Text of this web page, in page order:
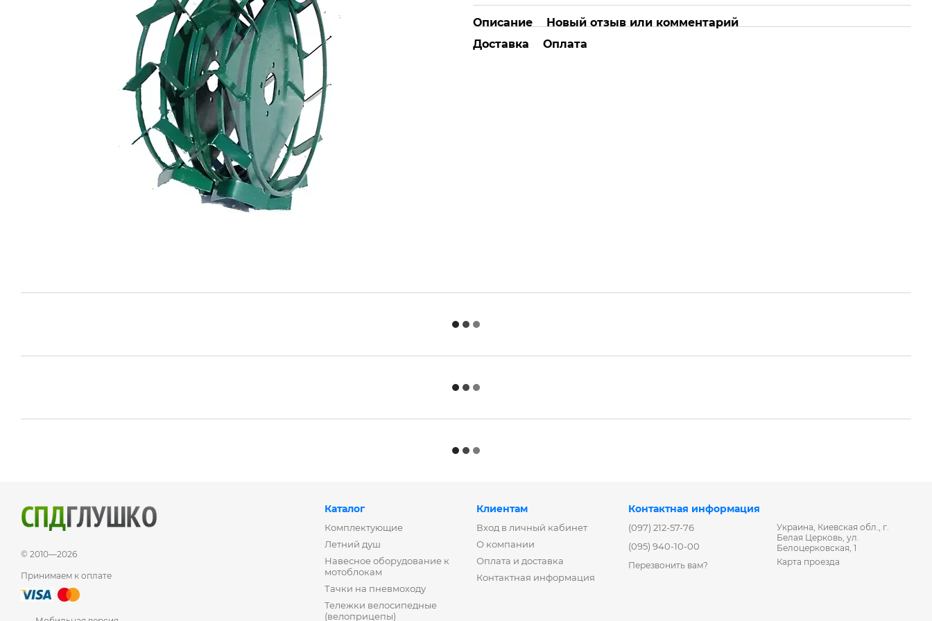
Описание
Новый отзыв или комментарий
Доставка
Оплата
© 2010—2026
Принимаем к оплате
Каталог
Комплектующие
Летний душ
Навесное оборудование к
мотоблокам
Тачки на пневмоходу
Тележки велосипедные
(велоприцепы)
Клиентам
Вход в личный кабинет
О компании
Оплата и доставка
Контактная информация
Контактная информация
(097) 212-57-76
(095) 940-10-00
Перезвонить вам?
Украина, Киевская обл., г.
Белая Церковь, ул.
Белоцерковская, 1
Карта проезда